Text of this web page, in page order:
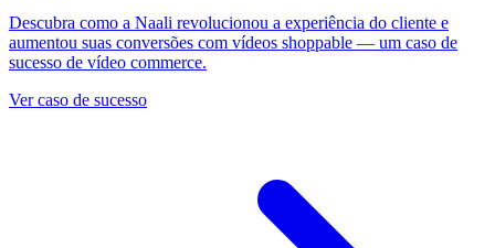
Descubra como a Naali revolucionou a experiência do cliente e
aumentou suas conversões com vídeos shoppable — um caso de
sucesso de vídeo commerce.
Ver caso de sucesso